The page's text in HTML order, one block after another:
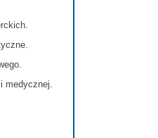
medycznej.